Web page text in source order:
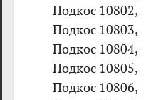
Подкос 10802,
Подкос 10803,
Подкос 10804,
Подкос 10805,
Подкос 10806,